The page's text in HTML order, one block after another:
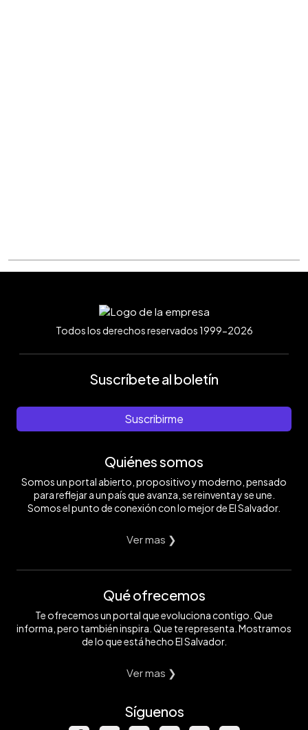
Todos los derechos reservados 1999-2026
Suscríbete al boletín
Suscribirme
Quiénes somos
Somos un portal abierto, propositivo y moderno, pensado
para reflejar a un país que avanza, se reinventa y se une.
Somos el punto de conexión con lo mejor de El Salvador.
Ver mas ❯
Qué ofrecemos
Te ofrecemos un portal que evoluciona contigo. Que
informa, pero también inspira. Que te representa. Mostramos
de lo que está hecho El Salvador.
Ver mas ❯
Síguenos